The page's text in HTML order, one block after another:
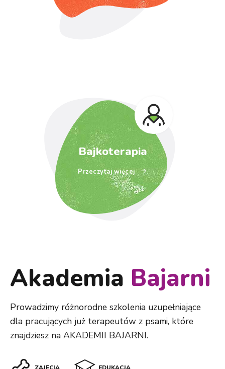
Bajkoterapia
Przeczytaj więcej
Akademia Bajarni
Prowadzimy różnorodne szkolenia uzupełniające
dla pracujących już terapeutów z psami, które
znajdziesz na AKADEMII BAJARNI.